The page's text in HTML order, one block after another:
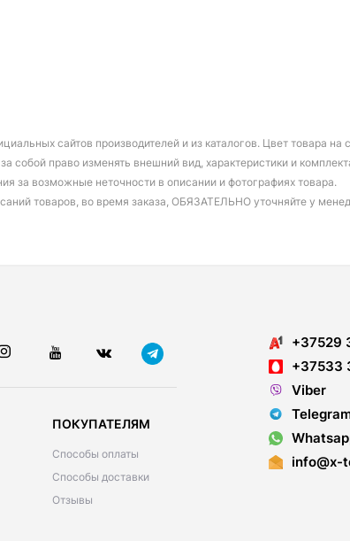
сайтов производителей и из каталогов. Цвет товара
собой право изменять внешний вид, характеристики и
за возможные неточности в описании и фотографиях товара.
товаров, во время заказа, ОБЯЗАТЕЛЬНО уточняйте у
ПОКУПАТЕЛЯМ
Способы оплаты
Способы доставки
Отзывы
+37529
+37533
Viber
info@x-